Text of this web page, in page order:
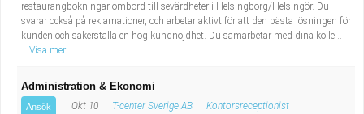
restaurangbokningar ombord till sevärdheter i Helsingborg/Helsingör. Du
svarar också på reklamationer, och arbetar aktivt för att den bästa lösningen för
kunden och säkerställa en hög kundnöjdhet. Du samarbetar med dina kolle...
Visa mer
Administration & Ekonomi
Ansök Okt 10 T-center Sverige AB Kontorsreceptionist